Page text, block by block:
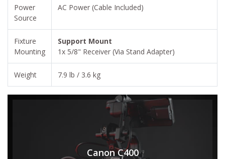
Power
Source
AC Power (Cable Included)
Fixture
Mounting
Support Mount
1x 5/8" Receiver (Via Stand Adapter)
Weight 7.9 lb / 3.6 kg
Canon C400